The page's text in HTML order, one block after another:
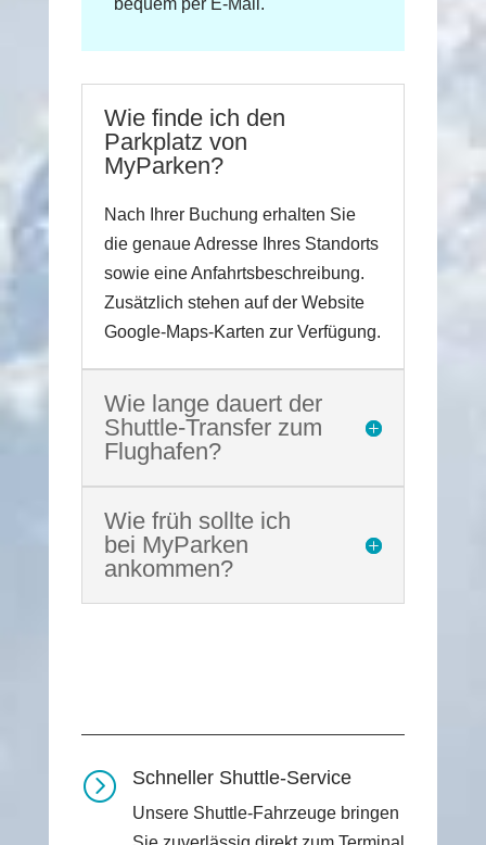
Wie finde ich den
Parkplatz von
MyParken?
Nach Ihrer Buchung erhalten Sie
die genaue Adresse Ihres Standorts
sowie eine Anfahrtsbeschreibung.
Zusätzlich stehen auf der Website
Google-Maps-Karten zur Verfügung.
Wie lange dauert der
Shuttle-Transfer zum
Flughafen?
Wie früh sollte ich
bei MyParken
ankommen?
= Schneller Shuttle-Service
Unsere Shuttle-Fahrzeuge bringen